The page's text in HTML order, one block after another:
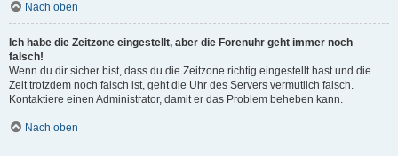
Nach oben
Ich habe die Zeitzone eingestellt, aber die Forenuhr geht immer noch
falsch!
Wenn du dir sicher bist, dass du die Zeitzone richtig eingestellt hast und die
Zeit trotzdem noch falsch ist, geht die Uhr des Servers vermutlich falsch.
Kontaktiere einen Administrator, damit er das Problem beheben kann.
Nach oben